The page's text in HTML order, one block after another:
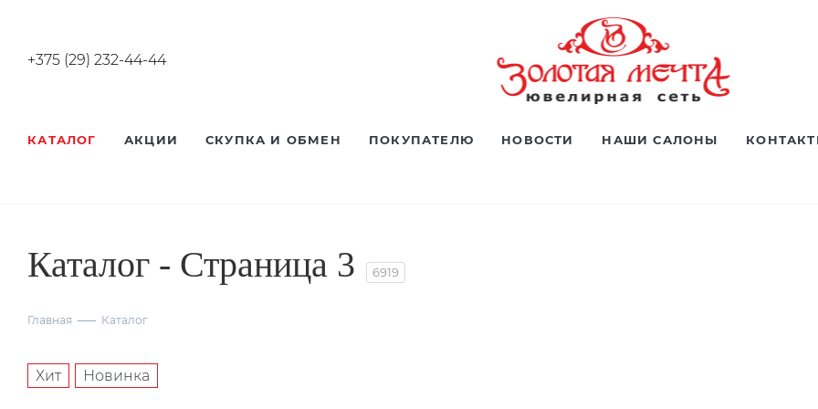
+375 (29) 232-44-44
КАТАЛОГ АКЦИИ СКУПКА И ОБМЕН ПОКУПАТЕЛЮ НОВОСТИ НАШИ САЛОНЫ
Каталог - Страница 3 6919
Главная Каталог
Хит Новинка